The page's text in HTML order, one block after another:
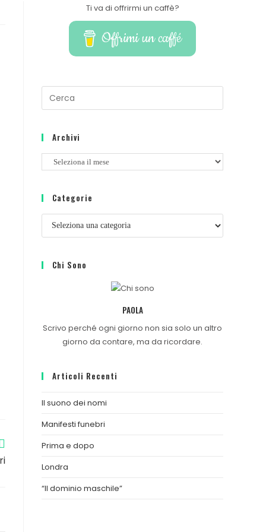
Ti va di offrirmi un caffè?
Offrimi un caffé
Archivi
Categorie
Chi Sono
PAOLA
Scrivo perché ogni giorno non sia solo un altro
giorno da contare, ma da ricordare.
Articoli Recenti
Il suono dei nomi
Manifesti funebri
Prima e dopo
Londra
“Il dominio maschile”